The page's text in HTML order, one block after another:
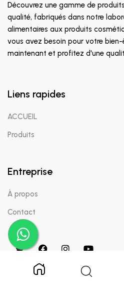
Découvrez une gamme de
qualité, fabriqués dans notre
alimentaires aux produits
vous avez besoin pour votre
maintenant et profitez d'une
Liens rapides
ACCUEIL
Produits
Entreprise
À propos
Contact